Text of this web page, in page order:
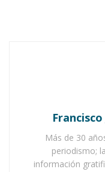
Ahuacatlán celebrá
Buena tarde
Más de 30
periodismo;
información